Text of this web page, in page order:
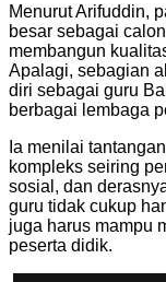
Menurut Arifuddin,
besar sebagai
membangun
Apalagi, sebagian
diri sebagai guru
berbagai lembaga
Ia menilai
kompleks seiring
sosial, dan
guru tidak cukup
juga harus mampu
peserta didik.